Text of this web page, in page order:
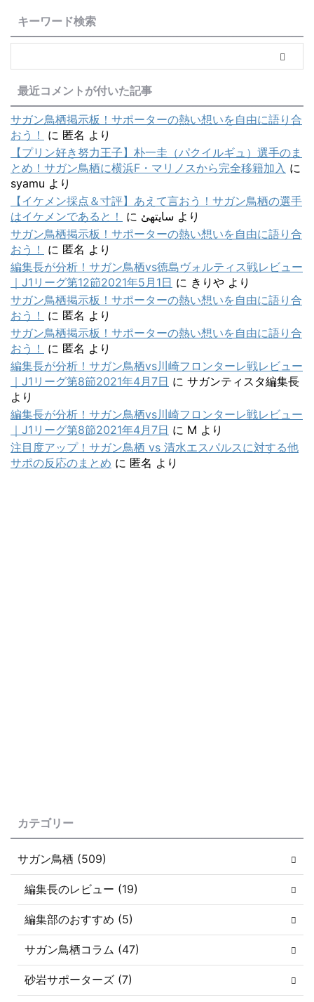
キーワード検索
最近コメントが付いた記事
サガン鳥栖掲示板！サポーターの熱い想いを自由に語り合
おう！
に 匿名 より
【プリン好き努力王子】朴一圭（パクイルギュ）選手のま
とめ！サガン鳥栖に横浜F・マリノスから完全移籍加入 に
syamu より
【イケメン採点＆寸評】あえて言おう！サガン鳥栖の選手
はイケメンであると！
に سایتهئ より
サガン鳥栖掲示板！サポーターの熱い想いを自由に語り合
おう！
に 匿名 より
編集長が分析！サガン鳥栖vs徳島ヴォルティス戦レビュー
｜J1リーグ第12節2021年5月1日 に きりや より
サガン鳥栖掲示板！サポーターの熱い想いを自由に語り合
おう！
に 匿名 より
サガン鳥栖掲示板！サポーターの熱い想いを自由に語り合
おう！
に 匿名 より
編集長が分析！サガン鳥栖vs川崎フロンターレ戦レビュー
｜J1リーグ第8節2021年4月7日 に サガンティスタ編集長
より
編集長が分析！サガン鳥栖vs川崎フロンターレ戦レビュー
｜J1リーグ第8節2021年4月7日 に M より
注目度アップ！サガン鳥栖 vs 清水エスパルスに対する他
サポの反応のまとめ に 匿名 より
カテゴリー
サガン鳥栖 (509)
編集長のレビュー (19)
編集部のおすすめ (5)
サガン鳥栖コラム (47)
砂岩サポーターズ (7)